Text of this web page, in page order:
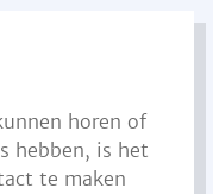
horen of
hebben, is het
te maken